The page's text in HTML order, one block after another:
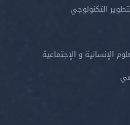
التكنولوجي
الإنسانية و الإجتماعية